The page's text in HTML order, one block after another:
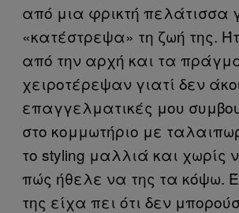
από μια φρικτή πελάτισσα
«κατέστρεψα» τη ζωή της.
από την αρχή και τα
χειροτέρεψαν γιατί δεν
επαγγελματικές μου
στο κομμωτήριο με
το styling μαλλιά και χωρίς
πώς ήθελε να της τα κόψω.
της είχα πει ότι δεν